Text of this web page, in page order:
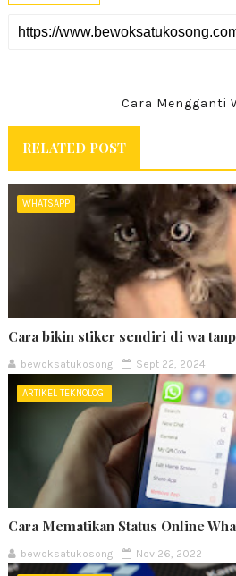
Cara Mengganti
RELATED POST
WHATSAPP
Cara bikin stiker sendiri di wa
bewoksatukosong Sept 22, 2024
ARTIKEL TEKNOLOGI
Cara Mematikan Status Online
bewoksatukosong Nov 26, 2022